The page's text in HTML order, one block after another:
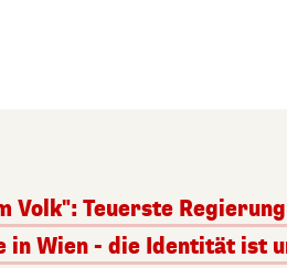
Volk": Teuerste
in Wien - die Identität ist